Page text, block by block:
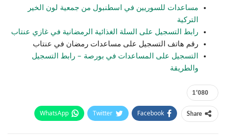
مساعدات للسوريين في اسطنبول من جمعية لون الخير
التركية
رابط التسجيل على السلة الغذائية الرمضانية في غازي عنتاب
رقم هاتف التسجيل على مساعدات رمضان في عنتاب
التسجيل على المساعدات في بورصة – رابط التسجيل
والطريقة
1٬080
Share
Facebook
Twitter
WhatsApp